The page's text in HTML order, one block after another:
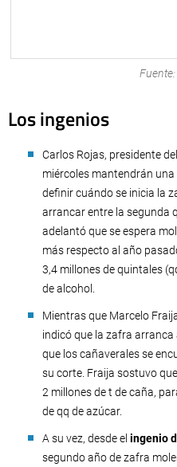
Los ingenios
Carlos Rojas, presidente del
miércoles mantendrán
definir cuándo se inicia la
arrancar entre la segunda
adelantó que se espera
más respecto al año
3,4 millones de quintales
de alcohol.
Mientras que Marcelo
indicó que la zafra arranca
que los cañaverales se
su corte. Fraija sostuvo
2 millones de t de caña,
de qq de azúcar.
A su vez, desde el ingenio
segundo año de zafra